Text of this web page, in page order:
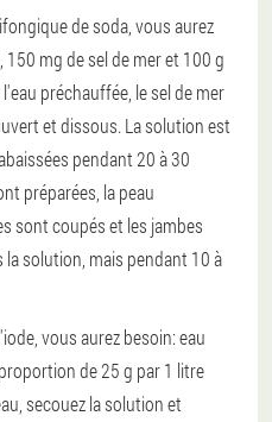
de soda, vous aurez
mg de sel de mer et 100 g
préchauffée, le sel de mer
et dissous. La solution est
pendant 20 à 30
préparées, la peau
sont coupés et les jambes
solution, mais pendant 10 à
vous aurez besoin: eau
de 25 g par 1 litre
secouez la solution et